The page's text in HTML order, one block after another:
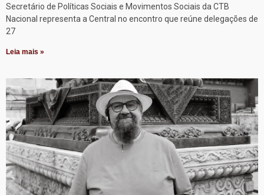
Secretário de Políticas Sociais e Movimentos Sociais da CTB
Nacional representa a Central no encontro que reúne delegações de
27
Leia mais »